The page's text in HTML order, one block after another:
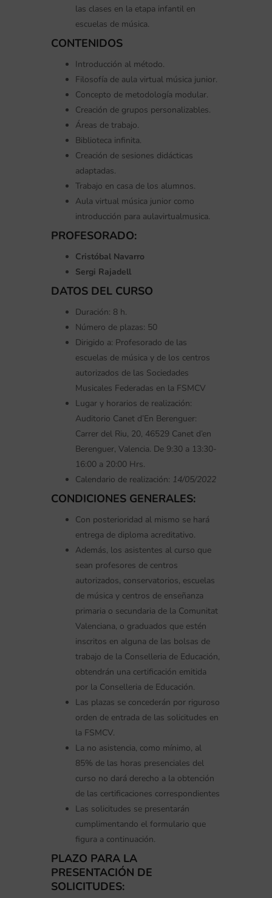
las clases en la etapa infantil en
escuelas de música.
CONTENIDOS
Introducción al método.
Filosofía de aula virtual música junior.
Concepto de metodología modular.
Creación de grupos personalizables.
Áreas de trabajo.
Biblioteca infinita.
Creación de sesiones didácticas
adaptadas.
Trabajo en casa de los alumnos.
Aula virtual música junior como
introducción para aulavirtualmusica.
PROFESORADO:
Cristóbal Navarro
Sergi Rajadell
DATOS DEL CURSO
Duración: 8 h.
Número de plazas: 50
Dirigido a: Profesorado de las
escuelas de música y de los centros
autorizados de las Sociedades
Musicales Federadas en la FSMCV
Lugar y horarios de realización:
Auditorio Canet d’En Berenguer:
Carrer del Riu, 20, 46529 Canet d’en
Berenguer, Valencia. De 9:30 a 13:30-
16:00 a 20:00 Hrs.
Calendario de realización: 14/05/2022
CONDICIONES GENERALES:
Con posterioridad al mismo se hará
entrega de diploma acreditativo.
Además, los asistentes al curso que
sean profesores de centros
autorizados, conservatorios, escuelas
de música y centros de enseñanza
primaria o secundaria de la Comunitat
Valenciana, o graduados que estén
inscritos en alguna de las bolsas de
trabajo de la Conselleria de Educación,
obtendrán una certificación emitida
por la Conselleria de Educación.
Las plazas se concederán por riguroso
orden de entrada de las solicitudes en
la FSMCV.
La no asistencia, como mínimo, al
85% de las horas presenciales del
curso no dará derecho a la obtención
de las certificaciones correspondientes
Las solicitudes se presentarán
cumplimentando el formulario que
figura a continuación.
PLAZO PARA LA
PRESENTACIÓN DE
SOLICITUDES: